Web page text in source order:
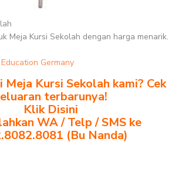
Meja Kursi Sekolah dengan harga menarik.
Germany
Kursi Sekolah kami? Cek
terbarunya!
Klik Disini
WA / Telp / SMS ke
(Bu Nanda)